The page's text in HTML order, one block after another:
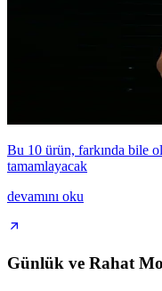
Bu 10 ürün, farkında bile
tamamlayacak
devamını oku
Günlük ve Rahat